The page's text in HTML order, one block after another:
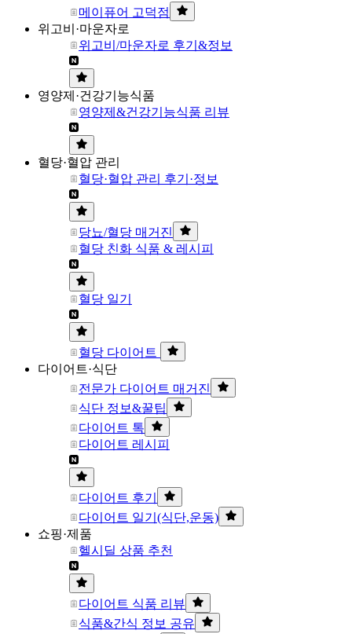
메이퓨어 고덕점
위고비·마운자로
위고비/마운자로 후기&정보
영양제·건강기능식품
영양제&건강기능식품 리뷰
혈당·혈압 관리
혈당·혈압 관리 후기·정보
당뇨/혈당 매거진
혈당 친화 식품 & 레시피
혈당 일기
혈당 다이어트
다이어트·식단
전문가 다이어트 매거진
식단 정보&꿀팁
다이어트 톡
다이어트 레시피
다이어트 후기
다이어트 일기(식단,운동)
쇼핑·제품
헬시딜 상품 추천
다이어트 식품 리뷰
식품&간식 정보 공유